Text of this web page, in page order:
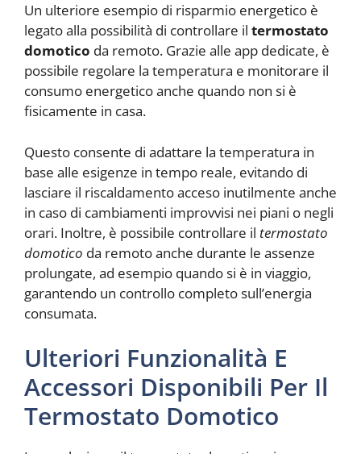
Un ulteriore esempio di risparmio energetico è
legato alla possibilità di controllare il termostato
domotico da remoto. Grazie alle app dedicate, è
possibile regolare la temperatura e monitorare il
consumo energetico anche quando non si è
fisicamente in casa.
Questo consente di adattare la temperatura in
base alle esigenze in tempo reale, evitando di
lasciare il riscaldamento acceso inutilmente anche
in caso di cambiamenti improvvisi nei piani o negli
orari. Inoltre, è possibile controllare il termostato
domotico da remoto anche durante le assenze
prolungate, ad esempio quando si è in viaggio,
garantendo un controllo completo sull’energia
consumata.
Ulteriori Funzionalità E
Accessori Disponibili Per Il
Termostato Domotico